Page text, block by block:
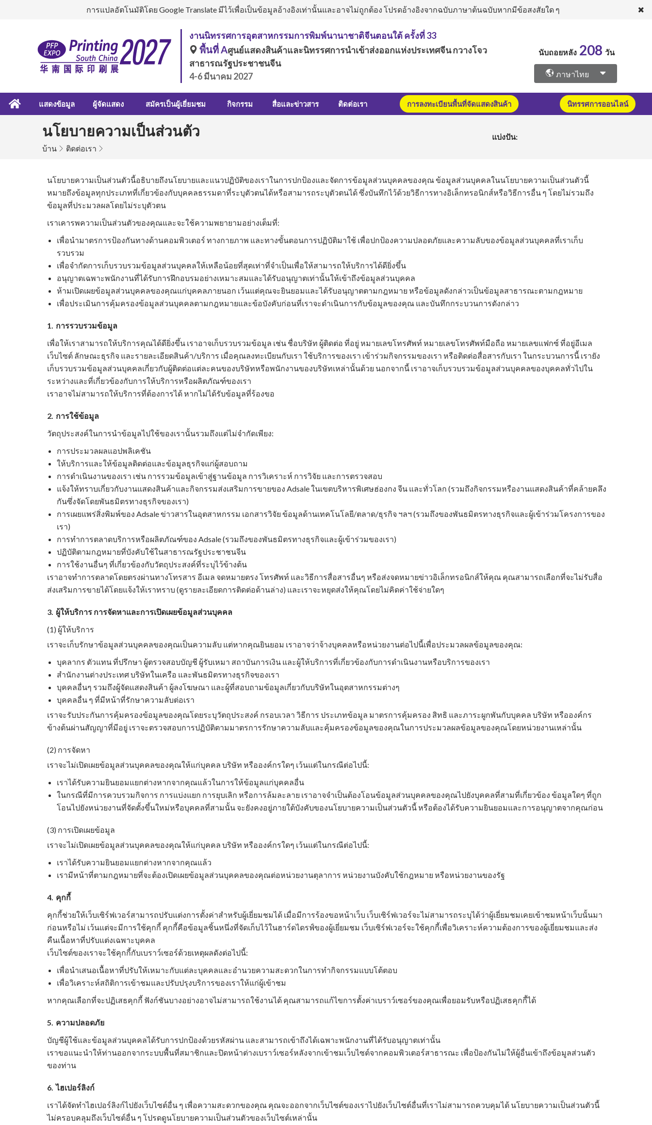
การแปลอัตโนมัติโดย Google Translate มีไว้เพื่อเป็นข้อมูลอ้างอิงเท่านั้นและอาจไม่ถูกต้อง โปรดอ้างอิงจากฉบับภาษาต้นฉบับหากมีข้อสงสัยใด ๆ
งานนิทรรศการอุตสาหกรรมการพิมพ์นานาชาติจีนตอนใต้ ครั้งที่ 33
พื้นที่ Aศูนย์แสดงสินค้าและนิทรรศการนำเข้าส่งออกแห่งประเทศจีน กวางโจว
สาธารณรัฐประชาชนจีน
4-6 มีนาคม 2027
นับถอยหลัง 208 วัน
ภาษาไทย
แสดงข้อมูล ผู้จัดแสดง สมัครเป็นผู้เยี่ยมชม กิจกรรม สื่อและข่าวสาร ติดต่อเรา การลงทะเบียนพื้นที่จัดแสดงสินค้า นิทรรศการออนไลน์
นโยบายความเป็นส่วนตัว
บ้าน ติดต่อเรา
แบ่งปัน:
นโยบายความเป็นส่วนตัวนี้อธิบายถึงนโยบายและแนวปฏิบัติของเราในการปกป้องและจัดการข้อมูลส่วนบุคคลของคุณ ข้อมูลส่วนบุคคลในนโยบายความเป็นส่วนตัวนี้
หมายถึงข้อมูลทุกประเภทที่เกี่ยวข้องกับบุคคลธรรมดาที่ระบุตัวตนได้หรือสามารถระบุตัวตนได้ ซึ่งบันทึกไว้ด้วยวิธีการทางอิเล็กทรอนิกส์หรือวิธีการอื่น ๆ โดยไม่รวมถึง
ข้อมูลที่ประมวลผลโดยไม่ระบุตัวตน
เราเคารพความเป็นส่วนตัวของคุณและจะใช้ความพยายามอย่างเต็มที่:
เพื่อนำมาตรการป้องกันทางด้านคอมพิวเตอร์ ทางกายภาพ และทางขั้นตอนการปฏิบัติมาใช้ เพื่อปกป้องความปลอดภัยและความลับของข้อมูลส่วนบุคคลที่เราเก็บ
รวบรวม
เพื่อจำกัดการเก็บรวบรวมข้อมูลส่วนบุคคลให้เหลือน้อยที่สุดเท่าที่จำเป็นเพื่อให้สามารถให้บริการได้ดียิ่งขึ้น
อนุญาตเฉพาะพนักงานที่ได้รับการฝึกอบรมอย่างเหมาะสมและได้รับอนุญาตเท่านั้นให้เข้าถึงข้อมูลส่วนบุคคล
ห้ามเปิดเผยข้อมูลส่วนบุคคลของคุณแก่บุคคลภายนอก เว้นแต่คุณจะยินยอมและได้รับอนุญาตตามกฎหมาย หรือข้อมูลดังกล่าวเป็นข้อมูลสาธารณะตามกฎหมาย
เพื่อประเมินการคุ้มครองข้อมูลส่วนบุคคลตามกฎหมายและข้อบังคับก่อนที่เราจะดำเนินการกับข้อมูลของคุณ และบันทึกกระบวนการดังกล่าว
1. การรวบรวมข้อมูล
เพื่อให้เราสามารถให้บริการคุณได้ดียิ่งขึ้น เราอาจเก็บรวบรวมข้อมูล เช่น ชื่อบริษัท ผู้ติดต่อ ที่อยู่ หมายเลขโทรศัพท์ หมายเลขโทรศัพท์มือถือ หมายเลขแฟกซ์ ที่อยู่อีเมล
เว็บไซต์ ลักษณะธุรกิจ และรายละเอียดสินค้า/บริการ เมื่อคุณลงทะเบียนกับเรา ใช้บริการของเรา เข้าร่วมกิจกรรมของเรา หรือติดต่อสื่อสารกับเรา ในกระบวนการนี้ เรายัง
เก็บรวบรวมข้อมูลส่วนบุคคลเกี่ยวกับผู้ติดต่อแต่ละคนของบริษัทหรือพนักงานของบริษัทเหล่านั้นด้วย นอกจากนี้ เราอาจเก็บรวบรวมข้อมูลส่วนบุคคลของบุคคลทั่วไปใน
ระหว่างและที่เกี่ยวข้องกับการให้บริการหรือผลิตภัณฑ์ของเรา
เราอาจไม่สามารถให้บริการที่ต้องการได้ หากไม่ได้รับข้อมูลที่ร้องขอ
2. การใช้ข้อมูล
วัตถุประสงค์ในการนำข้อมูลไปใช้ของเรานั้นรวมถึงแต่ไม่จำกัดเพียง:
การประมวลผลแอปพลิเคชัน
ให้บริการและให้ข้อมูลติดต่อและข้อมูลธุรกิจแก่ผู้สอบถาม
การดำเนินงานของเรา เช่น การรวมข้อมูลเข้าสู่ฐานข้อมูล การวิเคราะห์ การวิจัย และการตรวจสอบ
แจ้งให้ทราบเกี่ยวกับงานแสดงสินค้าและกิจกรรมส่งเสริมการขายของ Adsale ในเขตบริหารพิเศษฮ่องกง จีน และทั่วโลก (รวมถึงกิจกรรมหรืองานแสดงสินค้าที่คล้ายคลึง
กันซึ่งจัดโดยพันธมิตรทางธุรกิจของเรา)
การเผยแพร่สิ่งพิมพ์ของ Adsale ข่าวสารในอุตสาหกรรม เอกสารวิจัย ข้อมูลด้านเทคโนโลยี/ตลาด/ธุรกิจ ฯลฯ (รวมถึงของพันธมิตรทางธุรกิจและผู้เข้าร่วมโครงการของ
เรา)
การทำการตลาดบริการหรือผลิตภัณฑ์ของ Adsale (รวมถึงของพันธมิตรทางธุรกิจและผู้เข้าร่วมของเรา)
ปฏิบัติตามกฎหมายที่บังคับใช้ในสาธารณรัฐประชาชนจีน
การใช้งานอื่นๆ ที่เกี่ยวข้องกับวัตถุประสงค์ที่ระบุไว้ข้างต้น
เราอาจทำการตลาดโดยตรงผ่านทางโทรสาร อีเมล จดหมายตรง โทรศัพท์ และวิธีการสื่อสารอื่นๆ หรือส่งจดหมายข่าวอิเล็กทรอนิกส์ให้คุณ คุณสามารถเลือกที่จะไม่รับสื่อ
ส่งเสริมการขายได้โดยแจ้งให้เราทราบ (ดูรายละเอียดการติดต่อด้านล่าง) และเราจะหยุดส่งให้คุณโดยไม่คิดค่าใช้จ่ายใดๆ
3. ผู้ให้บริการ การจัดหาและการเปิดเผยข้อมูลส่วนบุคคล
(1) ผู้ให้บริการ
เราจะเก็บรักษาข้อมูลส่วนบุคคลของคุณเป็นความลับ แต่หากคุณยินยอม เราอาจว่าจ้างบุคคลหรือหน่วยงานต่อไปนี้เพื่อประมวลผลข้อมูลของคุณ:
บุคลากร ตัวแทน ที่ปรึกษา ผู้ตรวจสอบบัญชี ผู้รับเหมา สถาบันการเงิน และผู้ให้บริการที่เกี่ยวข้องกับการดำเนินงานหรือบริการของเรา
สำนักงานต่างประเทศ บริษัทในเครือ และพันธมิตรทางธุรกิจของเรา
บุคคลอื่นๆ รวมถึงผู้จัดแสดงสินค้า ผู้ลงโฆษณา และผู้ที่สอบถามข้อมูลเกี่ยวกับบริษัทในอุตสาหกรรมต่างๆ
บุคคลอื่น ๆ ที่มีหน้าที่รักษาความลับต่อเรา
เราจะรับประกันการคุ้มครองข้อมูลของคุณโดยระบุวัตถุประสงค์ กรอบเวลา วิธีการ ประเภทข้อมูล มาตรการคุ้มครอง สิทธิ และภาระผูกพันกับบุคคล บริษัท หรือองค์กร
ข้างต้นผ่านสัญญาที่มีอยู่ เราจะตรวจสอบการปฏิบัติตามมาตรการรักษาความลับและคุ้มครองข้อมูลของคุณในการประมวลผลข้อมูลของคุณโดยหน่วยงานเหล่านั้น
(2) การจัดหา
เราจะไม่เปิดเผยข้อมูลส่วนบุคคลของคุณให้แก่บุคคล บริษัท หรือองค์กรใดๆ เว้นแต่ในกรณีต่อไปนี้:
เราได้รับความยินยอมแยกต่างหากจากคุณแล้วในการให้ข้อมูลแก่บุคคลอื่น
ในกรณีที่มีการควบรวมกิจการ การแบ่งแยก การยุบเลิก หรือการล้มละลาย เราอาจจำเป็นต้องโอนข้อมูลส่วนบุคคลของคุณไปยังบุคคลที่สามที่เกี่ยวข้อง ข้อมูลใดๆ ที่ถูก
โอนไปยังหน่วยงานที่จัดตั้งขึ้นใหม่หรือบุคคลที่สามนั้น จะยังคงอยู่ภายใต้บังคับของนโยบายความเป็นส่วนตัวนี้ หรือต้องได้รับความยินยอมและการอนุญาตจากคุณก่อน
(3) การเปิดเผยข้อมูล
เราจะไม่เปิดเผยข้อมูลส่วนบุคคลของคุณให้แก่บุคคล บริษัท หรือองค์กรใดๆ เว้นแต่ในกรณีต่อไปนี้:
เราได้รับความยินยอมแยกต่างหากจากคุณแล้ว
เรามีหน้าที่ตามกฎหมายที่จะต้องเปิดเผยข้อมูลส่วนบุคคลของคุณต่อหน่วยงานตุลาการ หน่วยงานบังคับใช้กฎหมาย หรือหน่วยงานของรัฐ
4. คุกกี้
คุกกี้ช่วยให้เว็บเซิร์ฟเวอร์สามารถปรับแต่งการตั้งค่าสำหรับผู้เยี่ยมชมได้ เมื่อมีการร้องขอหน้าเว็บ เว็บเซิร์ฟเวอร์จะไม่สามารถระบุได้ว่าผู้เยี่ยมชมเคยเข้าชมหน้าเว็บนั้นมา
ก่อนหรือไม่ เว้นแต่จะมีการใช้คุกกี้ คุกกี้คือข้อมูลชิ้นหนึ่งที่จัดเก็บไว้ในฮาร์ดไดรฟ์ของผู้เยี่ยมชม เว็บเซิร์ฟเวอร์จะใช้คุกกี้เพื่อวิเคราะห์ความต้องการของผู้เยี่ยมชมและส่ง
คืนเนื้อหาที่ปรับแต่งเฉพาะบุคคล
เว็บไซต์ของเราจะใช้คุกกี้กับเบราว์เซอร์ด้วยเหตุผลดังต่อไปนี้:
เพื่อนำเสนอเนื้อหาที่ปรับให้เหมาะกับแต่ละบุคคลและอำนวยความสะดวกในการทำกิจกรรมแบบโต้ตอบ
เพื่อวิเคราะห์สถิติการเข้าชมและปรับปรุงบริการของเราให้แก่ผู้เข้าชม
หากคุณเลือกที่จะปฏิเสธคุกกี้ ฟังก์ชันบางอย่างอาจไม่สามารถใช้งานได้ คุณสามารถแก้ไขการตั้งค่าเบราว์เซอร์ของคุณเพื่อยอมรับหรือปฏิเสธคุกกี้ได้
5. ความปลอดภัย
บัญชีผู้ใช้และข้อมูลส่วนบุคคลได้รับการปกป้องด้วยรหัสผ่าน และสามารถเข้าถึงได้เฉพาะพนักงานที่ได้รับอนุญาตเท่านั้น
เราขอแนะนำให้ท่านออกจากระบบพื้นที่สมาชิกและปิดหน้าต่างเบราว์เซอร์หลังจากเข้าชมเว็บไซต์จากคอมพิวเตอร์สาธารณะ เพื่อป้องกันไม่ให้ผู้อื่นเข้าถึงข้อมูลส่วนตัว
ของท่าน
6. ไฮเปอร์ลิงก์
เราได้จัดทำไฮเปอร์ลิงก์ไปยังเว็บไซต์อื่น ๆ เพื่อความสะดวกของคุณ คุณจะออกจากเว็บไซต์ของเราไปยังเว็บไซต์อื่นที่เราไม่สามารถควบคุมได้ นโยบายความเป็นส่วนตัวนี้
ไม่ครอบคลุมถึงเว็บไซต์อื่น ๆ โปรดดูนโยบายความเป็นส่วนตัวของเว็บไซต์เหล่านั้น